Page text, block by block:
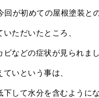
回が初めての屋根塗装と
ただいたところ、
などの症状が見られまし
いという事は、
下して水分を含むように